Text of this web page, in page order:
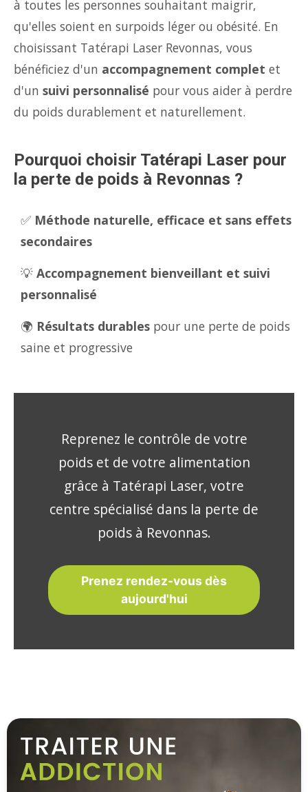
à toutes les personnes souhaitant maigrir,
qu'elles soient en surpoids léger ou obésité. En
choisissant Tatérapi Laser Revonnas, vous
bénéficiez d'un accompagnement complet et
d'un suivi personnalisé pour vous aider à perdre
du poids durablement et naturellement.
Pourquoi choisir Tatérapi Laser pour
la perte de poids à Revonnas ?
✅ Méthode naturelle, efficace et sans effets
secondaires
💡 Accompagnement bienveillant et suivi
personnalisé
🌍 Résultats durables pour une perte de poids
saine et progressive
Reprenez le contrôle de votre
poids et de votre alimentation
grâce à Tatérapi Laser, votre
centre spécialisé dans la perte de
poids à Revonnas.
Prenez rendez-vous dès
aujourd'hui